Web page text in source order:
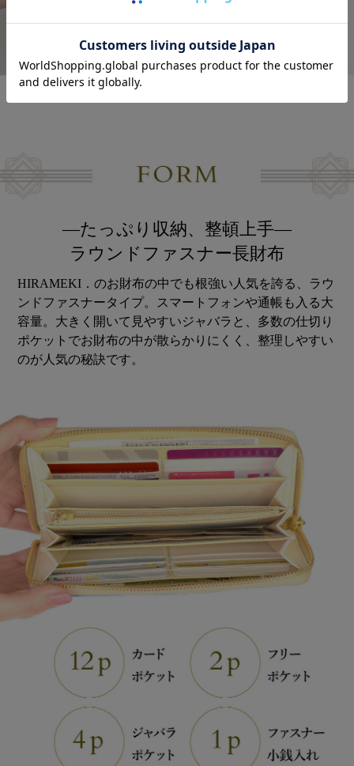
―たっぷり収納、整頓上手―
ラウンドファスナー長財布
HIRAMEKI．のお財布の中でも根強い人気を誇る、ラウ
ンドファスナータイプ。スマートフォンや通帳も入る大
容量。大きく開いて見やすいジャバラと、多数の仕切り
ポケットでお財布の中が散らかりにくく、整理しやすい
のが人気の秘訣です。